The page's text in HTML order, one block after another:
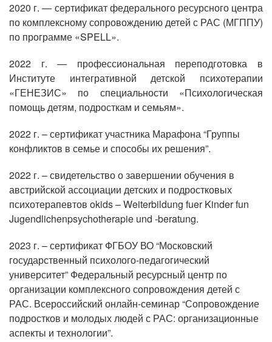
2020 г. — сертификат федерального ресурсного центра
по комплексному сопровождению детей с РАС (МГППУ)
по программе «SPELL».
2022 г. — профессиональная переподготовка в
Институте интегративной детской психотерапии
«ГЕНЕЗИС» по специальности «Психологическая
помощь детям, подросткам и семьям».
2022 г. – сертификат участника Марафона “Группы
конфликтов в семье и способы их решения”.
2022 г. – свидетельство о завершении обучения в
австрийской ассоциации детских и подростковых
психотерапевтов okids – Weiterbildung fuer Kinder fun
Jugendlichenpsychotherapie und -beratung.
2023 г. – сертификат ФГБОУ ВО “Московский
государственный психолого-педагогический
университет” Федеральный ресурсный центр по
организации комплексного сопровождения детей с
РАС. Всероссийский онлайн-семинар “Сопровождение
подростков и молодых людей с РАС: организационные
аспекты и технологии”.